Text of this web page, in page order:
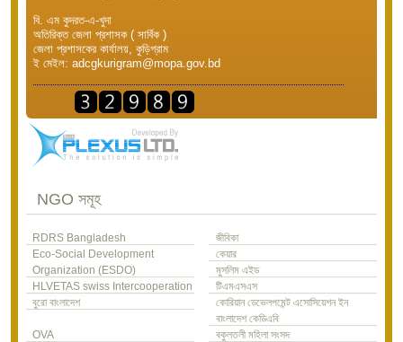
বি. এম কুদরত-এ-খুদা
অতিরিক্ত জেলা প্রশাসক ( সার্বিক )
জেলা প্রশাসকের কার্যালয়, কুড়িগ্রাম
ই মেইল: adcgkurigram@mopa.gov.bd
NGO সমূহ
RDRS Bangladesh
জীবিকা
Eco-Social Development
Organization (ESDO)
কেয়ার
মুসলিম এইড
HLVETAS swiss Intercooperation
টিএমএসএস
বুরো বাংলাদেশ
কোরিয়ান ডেভেলপমেন্ট এসোসিয়েশন ইন
বাংলাদেশ কেডিএবি
OVA
বকুলতলী মহিলা সংসদ